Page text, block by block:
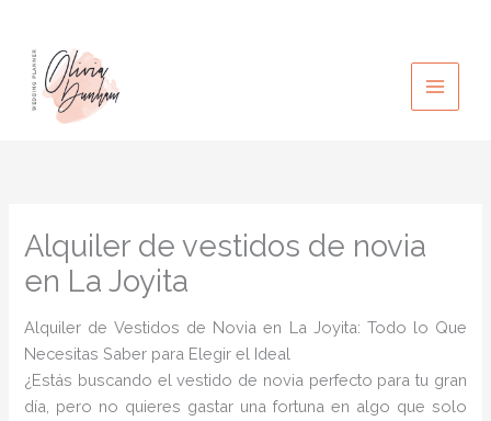
contenido
Alquiler de vestidos de novia
en La Joyita
Alquiler de Vestidos de Novia en La Joyita: Todo lo Que
Necesitas Saber para Elegir el Ideal
¿Estás buscando el vestido de novia perfecto para tu gran
día, pero no quieres gastar una fortuna en algo que solo